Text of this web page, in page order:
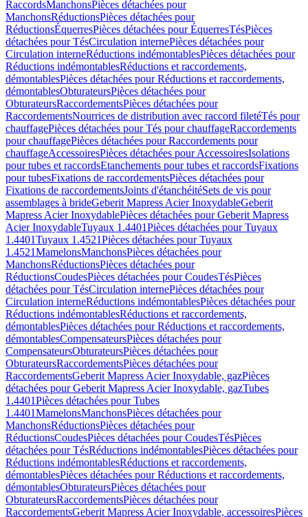
RaccordsManchonsPièces détachées pour
ManchonsRéductionsPièces détachées pour
RéductionsÉquerresPièces détachées pour ÉquerresTésPièces
détachées pour TésCirculation internePièces détachées pour
Circulation interneRéductions indémontablesPièces détachées pour
Réductions indémontablesRéductions et raccordements,
démontablesPièces détachées pour Réductions et raccordements,
démontablesObturateursPièces détachées pour
ObturateursRaccordementsPièces détachées pour
RaccordementsNourrices de distribution avec raccord filetéTés pour
chauffagePièces détachées pour Tés pour chauffageRaccordements
pour chauffagePièces détachées pour Raccordements pour
chauffageAccessoiresPièces détachées pour AccessoiresIsolations
pour tubes et raccordsEtanchements pour tubes et raccordsFixations
pour tubesFixations de raccordementsPièces détachées pour
Fixations de raccordementsJoints d'étanchéitéSets de vis pour
assemblages à brideGeberit Mapress Acier InoxydableGeberit
Mapress Acier InoxydablePièces détachées pour Geberit Mapress
Acier InoxydableTuyaux 1.4401Pièces détachées pour Tuyaux
1.4401Tuyaux 1.4521Pièces détachées pour Tuyaux
1.4521MamelonsManchonsPièces détachées pour
ManchonsRéductionsPièces détachées pour
RéductionsCoudesPièces détachées pour CoudesTésPièces
détachées pour TésCirculation internePièces détachées pour
Circulation interneRéductions indémontablesPièces détachées pour
Réductions indémontablesRéductions et raccordements,
démontablesPièces détachées pour Réductions et raccordements,
démontablesCompensateursPièces détachées pour
CompensateursObturateursPièces détachées pour
ObturateursRaccordementsPièces détachées pour
RaccordementsGeberit Mapress Acier Inoxydable, gazPièces
détachées pour Geberit Mapress Acier Inoxydable, gazTubes
1.4401Pièces détachées pour Tubes
1.4401MamelonsManchonsPièces détachées pour
ManchonsRéductionsPièces détachées pour
RéductionsCoudesPièces détachées pour CoudesTésPièces
détachées pour TésRéductions indémontablesPièces détachées pour
Réductions indémontablesRéductions et raccordements,
démontablesPièces détachées pour Réductions et raccordements,
démontablesObturateursPièces détachées pour
ObturateursRaccordementsPièces détachées pour
RaccordementsGeberit Mapress Acier Inoxydable, accessoiresPièces